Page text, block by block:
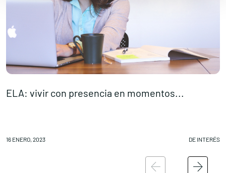
ELA: vivir con presencia en momentos...
16 ENERO, 2023 DE INTERÉS